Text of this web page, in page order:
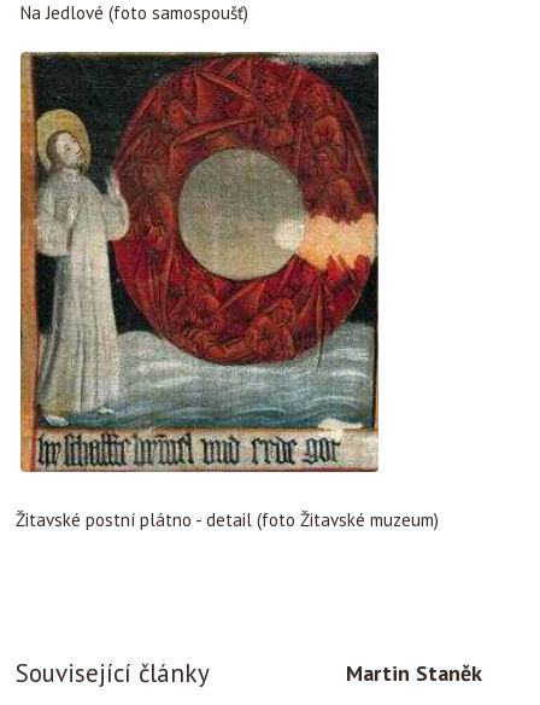
Na Jedlové (foto samospoušť)
Žitavské postní plátno - detail (foto Žitavské muzeum)
Související články Martin Staněk